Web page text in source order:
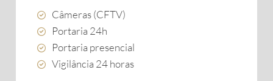
Câmeras (CFTV)
Portaria 24h
Portaria presencial
Vigilância 24 horas